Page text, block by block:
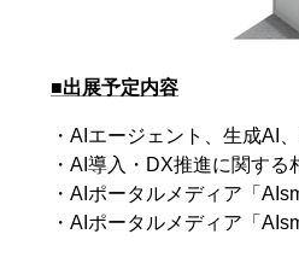
■出展予定内容
・AIエージェント、生成AI
・AI導入・DX推進に関する
・AIポータルメディア「
・AIポータルメディア「